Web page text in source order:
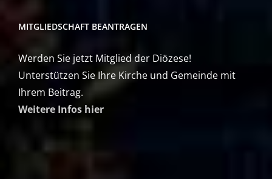
MITGLIEDSCHAFT BEANTRAGEN
Werden Sie jetzt Mitglied der Diözese!
Unterstützen Sie Ihre Kirche und Gemeinde mit
Ihrem Beitrag.
Weitere Infos hier